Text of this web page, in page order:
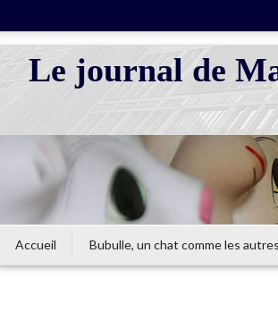
Le journal de
Accueil Bubulle, un chat comme les